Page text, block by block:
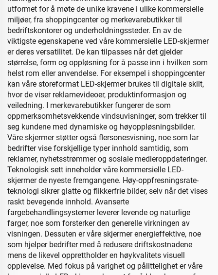
utformet for å møte de unike kravene i ulike kommersielle
miljøer, fra shoppingcenter og merkevarebutikker til
bedriftskontorer og underholdningssteder. En av de
viktigste egenskapene ved våre kommersielle LED-skjermer
er deres versatilitet. De kan tilpasses når det gjelder
størrelse, form og oppløsning for å passe inn i hvilken som
helst rom eller anvendelse. For eksempel i shoppingcenter
kan våre storeformat LED-skjermer brukes til digitale skilt,
hvor de viser reklamevideoer, produktinformasjon og
veiledning. I merkevarebutikker fungerer de som
oppmerksomhetsvekkende vindsuvisninger, som trekker til
seg kundene med dynamiske og høyoppløsningsbilder.
Våre skjermer støtter også flersonesvisning, noe som lar
bedrifter vise forskjellige typer innhold samtidig, som
reklamer, nyhetsstrømmer og sosiale medieroppdateringer.
Teknologisk sett inneholder våre kommersielle LED-
skjermer de nyeste fremgangene. Høy-oppfresningsrate-
teknologi sikrer glatte og flikkerfrie bilder, selv når det vises
raskt bevegende innhold. Avanserte
fargebehandlingsystemer leverer levende og naturlige
farger, noe som forsterker den generelle virkningen av
visningen. Dessuten er våre skjermer energieffektive, noe
som hjelper bedrifter med å redusere driftskostnadene
mens de likevel opprettholder en høykvalitets visuell
opplevelse. Med fokus på varighet og pålittelighet er våre